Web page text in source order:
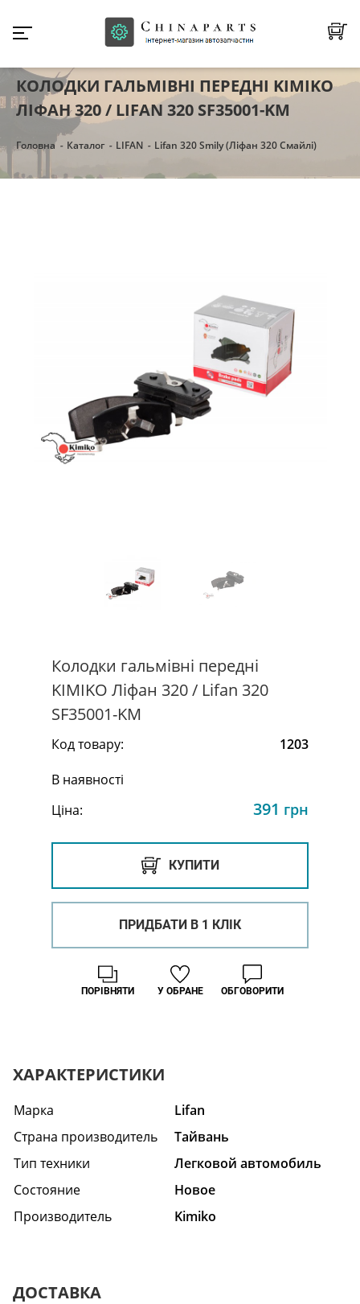
КОЛОДКИ ГАЛЬМІВНІ ПЕРЕДНІ KIMIKO
ЛІФАН 320 / LIFAN 320 SF35001-KM
Головна Каталог LIFAN Lifan 320 Smily (Ліфан 320 Смайлі)
Колодки гальмівні передні
KIMIKO Ліфан 320 / Lifan 320
SF35001-KM
Код товару:
1203
В наявності
Ціна:
391 грн
КУПИТИ
ПРИДБАТИ В 1 КЛІК
У ОБРАНЕ
ПОРІВНЯТИ ОБГОВОРИТИ
ХАРАКТЕРИСТИКИ
Марка
Lifan
Страна производитель
Тайвань
Тип техники
Легковой автомобиль
Состояние
Hовое
Производитель
Kimiko
ДОСТАВКА